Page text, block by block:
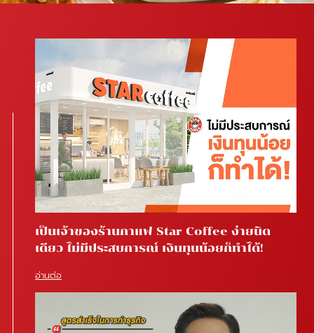
เป็นเจ้าของร้านกาแฟ Star Coffee ง่ายนิด
เดียว ไม่มีประสบการณ์ เงินทุนน้อยก็ทำได้!
อ่านต่อ